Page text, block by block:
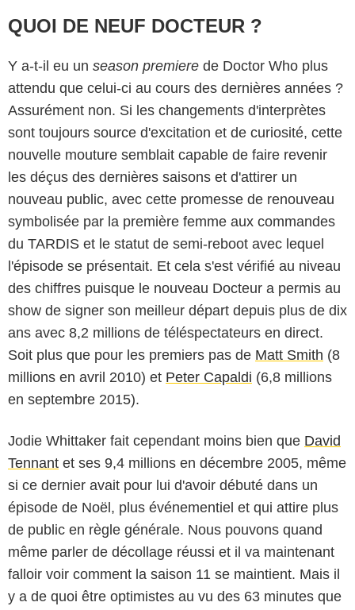
QUOI DE NEUF DOCTEUR ?
Y a-t-il eu un season premiere de Doctor Who plus
attendu que celui-ci au cours des dernières années ?
Assurément non. Si les changements d'interprètes
sont toujours source d'excitation et de curiosité, cette
nouvelle mouture semblait capable de faire revenir
les déçus des dernières saisons et d'attirer un
nouveau public, avec cette promesse de renouveau
symbolisée par la première femme aux commandes
du TARDIS et le statut de semi-reboot avec lequel
l'épisode se présentait. Et cela s'est vérifié au niveau
des chiffres puisque le nouveau Docteur a permis au
show de signer son meilleur départ depuis plus de dix
ans avec 8,2 millions de téléspectateurs en direct.
Soit plus que pour les premiers pas de Matt Smith (8
millions en avril 2010) et Peter Capaldi (6,8 millions
en septembre 2015).
Jodie Whittaker fait cependant moins bien que David
Tennant et ses 9,4 millions en décembre 2005, même
si ce dernier avait pour lui d'avoir débuté dans un
épisode de Noël, plus événementiel et qui attire plus
de public en règle générale. Nous pouvons quand
même parler de décollage réussi et il va maintenant
falloir voir comment la saison 11 se maintient. Mais il
y a de quoi être optimistes au vu des 63 minutes que